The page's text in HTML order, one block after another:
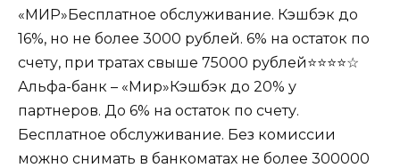
«МИР»Бесплатное обслуживание. Кэшбэк до
16%, но не более 3000 рублей. 6% на остаток по
счету, при тратах свыше 75000 рублей⭐⭐⭐⭐☆
Альфа-банк – «Мир»Кэшбэк до 20% у
партнеров. До 6% на остаток по счету.
Бесплатное обслуживание. Без комиссии
можно снимать в банкоматах не более 300000